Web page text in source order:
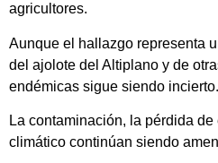
agricultores.
Aunque el hallazgo representa
del ajolote del Altiplano y de
endémicas sigue siendo incierto.
La contaminación, la pérdida
climático continúan siendo